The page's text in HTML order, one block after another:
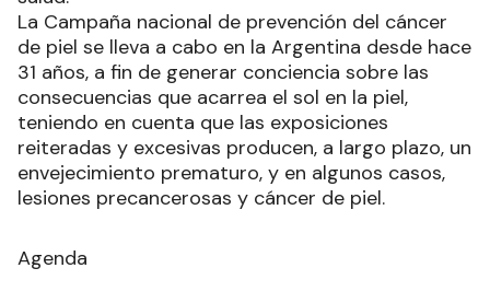
La Campaña nacional de prevención del cáncer
de piel se lleva a cabo en la Argentina desde hace
31 años, a fin de generar conciencia sobre las
consecuencias que acarrea el sol en la piel,
teniendo en cuenta que las exposiciones
reiteradas y excesivas producen, a largo plazo, un
envejecimiento prematuro, y en algunos casos,
lesiones precancerosas y cáncer de piel.
Agenda